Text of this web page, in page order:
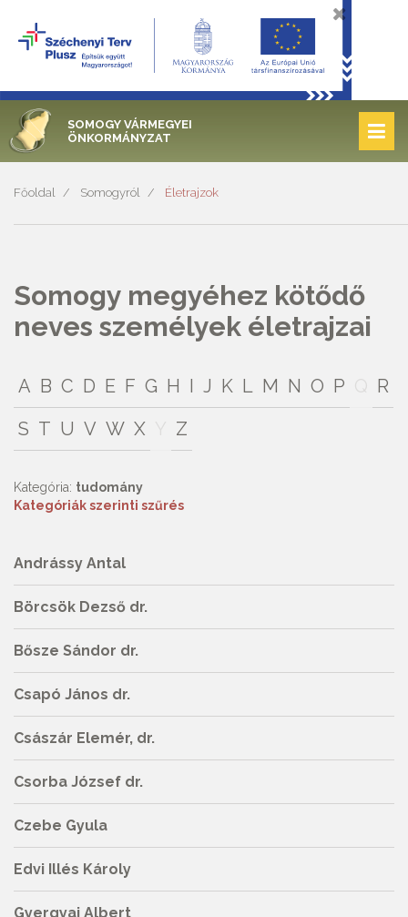
SOMOGY VÁRMEGYEI
ÖNKORMÁNYZAT
Főoldal Somogyról Életrajzok
Somogy megyéhez kötődő
neves személyek életrajzai
A B C D E F G H I J K L M N O P
R
S T U V W X Z
Kategória: tudomány
Kategóriák szerinti szűrés
Andrássy Antal
Börcsök Dezső dr.
Bősze Sándor dr.
Csapó János dr.
Császár Elemér, dr.
Csorba József dr.
Czebe Gyula
Edvi Illés Károly
Gyergyai Albert